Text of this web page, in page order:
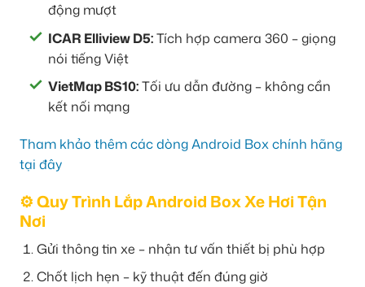
động mượt
ICAR Elliview D5:Tích hợp camera 360 – giọng
nói tiếng Việt
VietMap BS10:Tối ưu dẫn đường – không cần
kết nối mạng
Tham khảo thêm các dòng Android Box chính hãng
tại đây
⚙️ Quy Trình Lắp Android Box Xe Hơi Tận
Nơi
Gửi thông tin xe – nhận tư vấn thiết bị phù hợp
Chốt lịch hẹn – kỹ thuật đến đúng giờ